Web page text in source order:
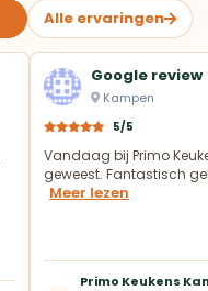
Alle ervaringen
Google review
Kampen
5/5
Vandaag bij Primo
geweest. Fantastisch
Meer lezen
Primo Keukens